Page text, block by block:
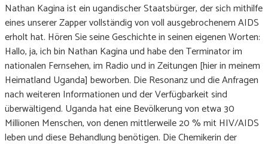
Nathan Kagina ist ein ugandischer Staatsbürger, der sich mithilfe
eines unserer Zapper vollständig von voll ausgebrochenem AIDS
erholt hat. Hören Sie seine Geschichte in seinen eigenen Worten:
Hallo, ja, ich bin Nathan Kagina und habe den Terminator im
nationalen Fernsehen, im Radio und in Zeitungen [hier in meinem
Heimatland Uganda] beworben. Die Resonanz und die Anfragen
nach weiteren Informationen und der Verfügbarkeit sind
überwältigend. Uganda hat eine Bevölkerung von etwa 30
Millionen Menschen, von denen mittlerweile 20 % mit HIV/AIDS
leben und diese Behandlung benötigen. Die Chemikerin der